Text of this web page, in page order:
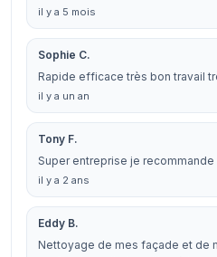
il y a 5 mois
Sophie C.
Rapide efficace très bon travail
il y a un an
Tony F.
Super entreprise je
il y a 2 ans
Eddy B.
Nettoyage de mes façade et de